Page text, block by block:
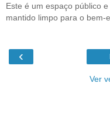
Este é um espaço público
mantido limpo para o bem-
‹
Ver